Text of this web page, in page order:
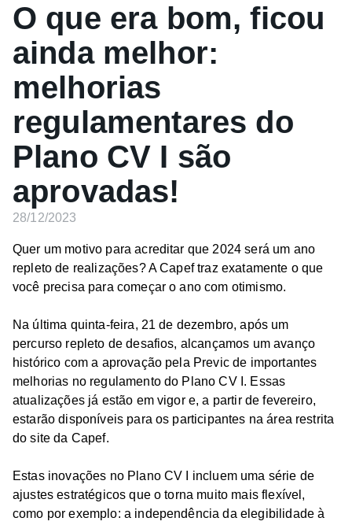
O que era bom, ficou
ainda melhor:
melhorias
regulamentares do
Plano CV I são
aprovadas!
28/12/2023
Quer um motivo para acreditar que 2024 será um ano
repleto de realizações? A Capef traz exatamente o que
você precisa para começar o ano com otimismo.
Na última quinta-feira, 21 de dezembro, após um
percurso repleto de desafios, alcançamos um avanço
histórico com a aprovação pela Previc de importantes
melhorias no regulamento do Plano CV I. Essas
atualizações já estão em vigor e, a partir de fevereiro,
estarão disponíveis para os participantes na área restrita
do site da Capef.
Estas inovações no Plano CV I incluem uma série de
ajustes estratégicos que o torna muito mais flexível,
como por exemplo: a independência da elegibilidade à